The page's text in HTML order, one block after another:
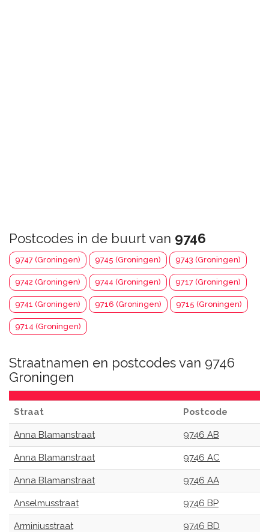
Postcodes in de buurt van 9746
9747 (Groningen) 9745 (Groningen) 9743 (Groningen)
9742 (Groningen) 9744 (Groningen) 9717 (Groningen)
9741 (Groningen) 9716 (Groningen) 9715 (Groningen)
9714 (Groningen)
Straatnamen en postcodes van 9746
Groningen
Straat Postcode
Anna Blamanstraat 9746 AB
Anna Blamanstraat 9746 AC
Anna Blamanstraat 9746 AA
Anselmusstraat 9746 BP
Arminiusstraat 9746 BD